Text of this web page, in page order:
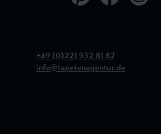
+49 (0)221 932 81 82
info@tapetenagentur.de